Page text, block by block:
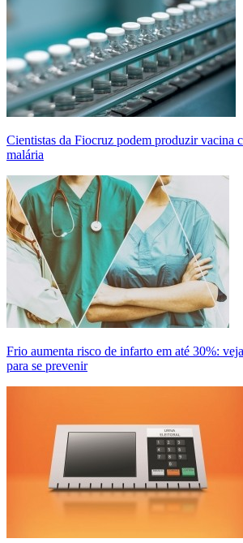
Cientistas da Fiocruz podem produzir vacina
malária
Frio aumenta risco de infarto em até 30%:
para se prevenir